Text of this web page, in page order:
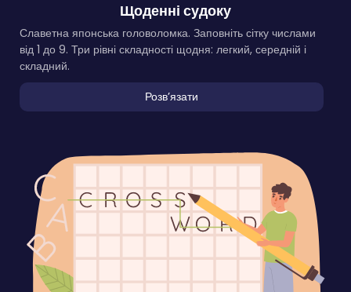
Щоденні судоку
Славетна японська головоломка. Заповніть сітку числами
від 1 до 9. Три рівні складності щодня: легкий, середній і
складний.
Розвʼязати